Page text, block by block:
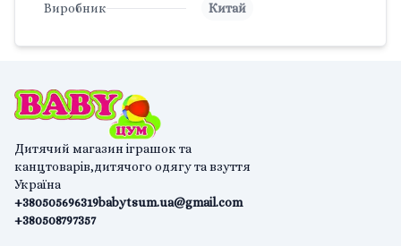
Виробник Китай
Дитячий магазин іграшок та
канцтоварів,дитячого одягу та взуття
Україна
+380505696319
+380508797357
babytsum.ua@gmail.com